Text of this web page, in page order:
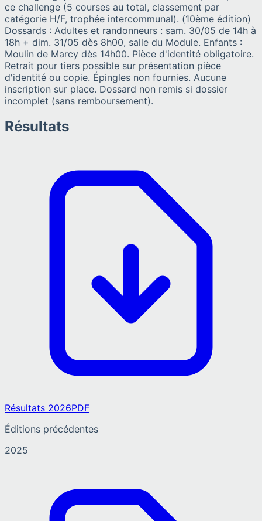
ce challenge (5 courses au total, classement par
catégorie H/F, trophée intercommunal). (10ème édition)
Dossards : Adultes et randonneurs : sam. 30/05 de 14h à
18h + dim. 31/05 dès 8h00, salle du Module. Enfants :
Moulin de Marcy dès 14h00. Pièce d'identité obligatoire.
Retrait pour tiers possible sur présentation pièce
d'identité ou copie. Épingles non fournies. Aucune
inscription sur place. Dossard non remis si dossier
incomplet (sans remboursement).
Résultats
Résultats 2026PDF
Éditions précédentes
2025